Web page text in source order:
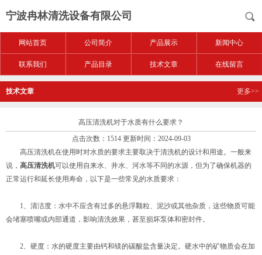
宁波冉林清洗设备有限公司
网站首页 公司简介 产品展示 新闻中心
联系我们 产品目录 技术文章 在线留言
技术文章 更多>>
高压清洗机对于水质有什么要求？
点击次数：1514 更新时间：2024-09-03
高压清洗机在使用时对水质的要求主要取决于清洗机的设计和用途。一般来
说， 高压清洗机可以使用自来水、井水、河水等不同的水源，但为了确保机器的
正常运行和延长使用寿命，以下是一些常见的水质要求：
1、清洁度：水中不应含有过多的悬浮颗粒、泥沙或其他杂质，这些物质可能
会堵塞喷嘴或内部通道，影响清洗效果，甚至损坏泵体和密封件。
2、硬度：水的硬度主要由钙和镁的碳酸盐含量决定。硬水中的矿物质会在加